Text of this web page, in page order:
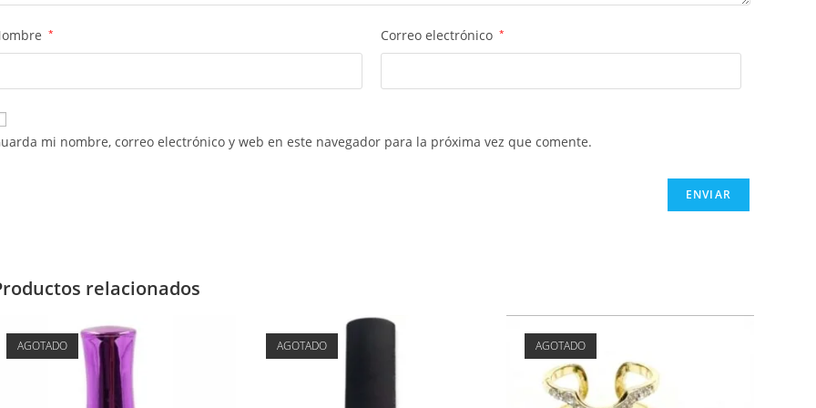
* Correo electrónico *
mi nombre, correo electrónico y web en este navegador para la próxima vez que comente.
relacionados
AGOTADO AGOTADO AGOTADO